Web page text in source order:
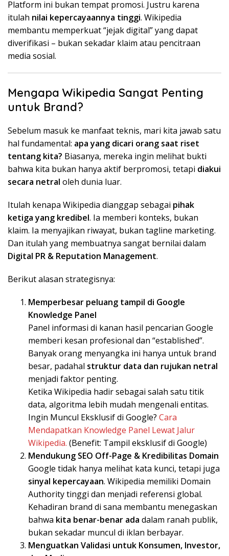
Platform ini bukan tempat promosi. Justru karena
itulah nilai kepercayaannya tinggi. Wikipedia
membantu memperkuat “jejak digital” yang dapat
diverifikasi – bukan sekadar klaim atau pencitraan
media sosial.
Mengapa Wikipedia Sangat Penting
untuk Brand?
Sebelum masuk ke manfaat teknis, mari kita jawab satu
hal fundamental: apa yang dicari orang saat riset
tentang kita? Biasanya, mereka ingin melihat bukti
bahwa kita bukan hanya aktif berpromosi, tetapi diakui
secara netral oleh dunia luar.
Itulah kenapa Wikipedia dianggap sebagai pihak
ketiga yang kredibel. Ia memberi konteks, bukan
klaim. Ia menyajikan riwayat, bukan tagline marketing.
Dan itulah yang membuatnya sangat bernilai dalam
Digital PR & Reputation Management.
Berikut alasan strategisnya:
Memperbesar peluang tampil di Google
Knowledge Panel
Panel informasi di kanan hasil pencarian Google
memberi kesan profesional dan “established”.
Banyak orang menyangka ini hanya untuk brand
besar, padahal struktur data dan rujukan netral
menjadi faktor penting.
Ketika Wikipedia hadir sebagai salah satu titik
data, algoritma lebih mudah mengenali entitas.
Ingin Muncul Eksklusif di Google? Cara
Mendapatkan Knowledge Panel Lewat Jalur
Wikipedia. (Benefit: Tampil eksklusif di Google)
Mendukung SEO Off-Page & Kredibilitas Domain
Google tidak hanya melihat kata kunci, tetapi juga
sinyal kepercayaan. Wikipedia memiliki Domain
Authority tinggi dan menjadi referensi global.
Kehadiran brand di sana membantu menegaskan
bahwa kita benar-benar ada dalam ranah publik,
bukan sekadar muncul di iklan berbayar.
Menguatkan Validasi untuk Konsumen, Investor,